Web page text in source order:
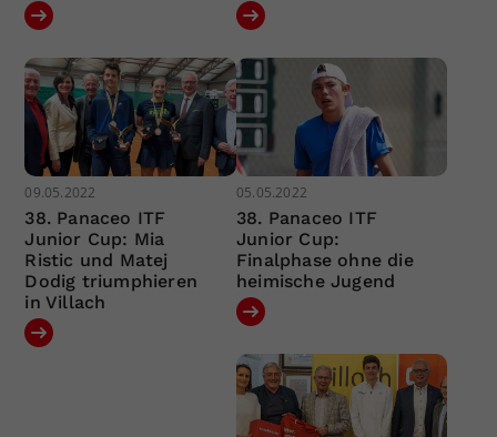
09.05.2022
38. Panaceo ITF
Junior Cup: Mia
Ristic und Matej
Dodig triumphieren
in Villach
05.05.2022
38. Panaceo ITF
Junior Cup:
Finalphase ohne die
heimische Jugend